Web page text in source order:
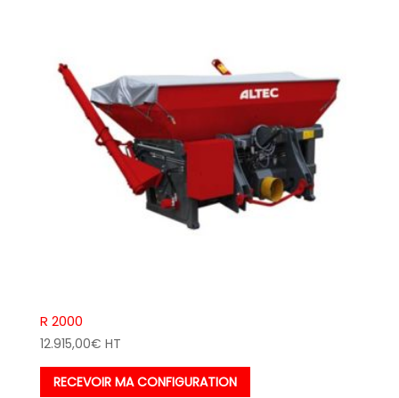
R 2000
12.915,00€ HT
RECEVOIR MA CONFIGURATION